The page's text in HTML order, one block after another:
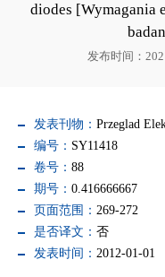
diodes [Wymagania
发布时间：
发表刊物： Przeglad
编号： SY11418
卷号： 88
期号： 0.416666667
页面范围： 269-272
是否译文： 否
发表时间： 2012-01-01